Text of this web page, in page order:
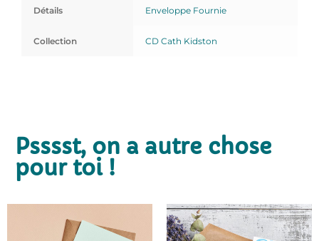
Détails Enveloppe Fournie
Collection CD Cath Kidston
Psssst, on a autre chose
pour toi !